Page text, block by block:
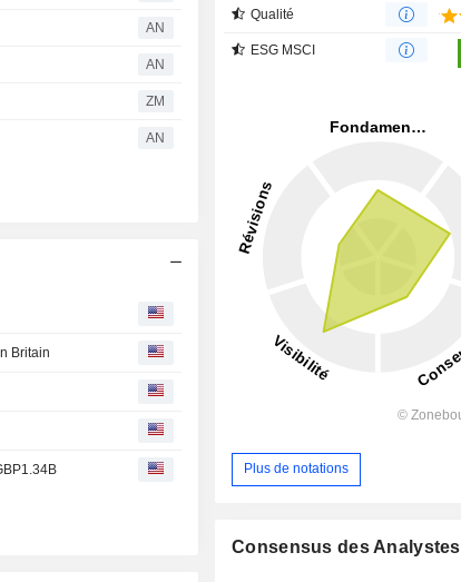
AN
AN
ZM
AN
Britain
Qualité
ESG MSCI
Plus de notations
Consensus des Analystes